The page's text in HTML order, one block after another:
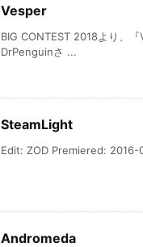
Vesper
BIG CONTEST 2018より、
DrPenguinさ ...
SteamLight
Edit: ZOD Premiered: 2016-
Andromeda